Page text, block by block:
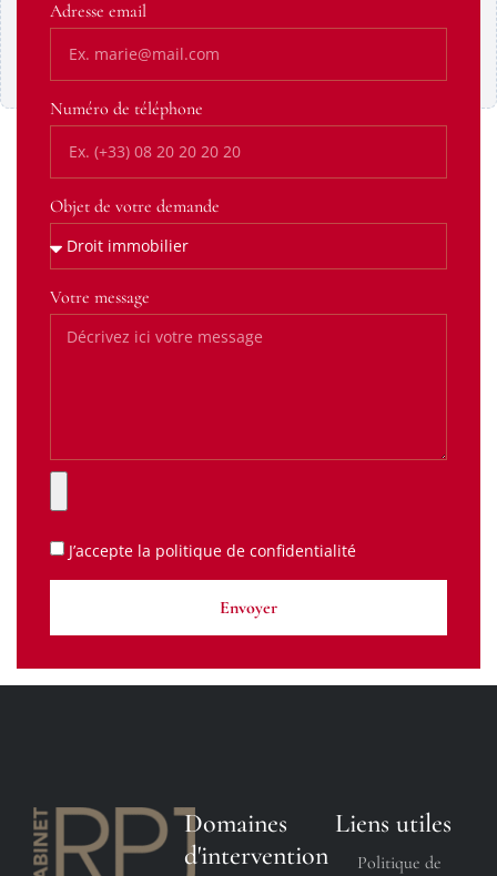
Adresse email
Numéro de téléphone
Objet de votre demande
Votre message
J’accepte la politique de confidentialité
Envoyer
Domaines
d'intervention
Liens utiles
Politique de